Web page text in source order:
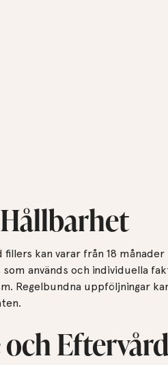
kan varar från 18 månader
används och individuella
Regelbundna uppföljningar
Eftervård